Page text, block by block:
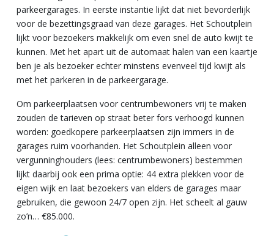
parkeergarages. In eerste instantie lijkt dat niet bevorderlijk
voor de bezettingsgraad van deze garages. Het Schoutplein
lijkt voor bezoekers makkelijk om even snel de auto kwijt te
kunnen. Met het apart uit de automaat halen van een kaartje
ben je als bezoeker echter minstens evenveel tijd kwijt als
met het parkeren in de parkeergarage.
Om parkeerplaatsen voor centrumbewoners vrij te maken
zouden de tarieven op straat beter fors verhoogd kunnen
worden: goedkopere parkeerplaatsen zijn immers in de
garages ruim voorhanden. Het Schoutplein alleen voor
vergunninghouders (lees: centrumbewoners) bestemmen
lijkt daarbij ook een prima optie: 44 extra plekken voor de
eigen wijk en laat bezoekers van elders de garages maar
gebruiken, die gewoon 24/7 open zijn. Het scheelt al gauw
zo’n… €85.000.